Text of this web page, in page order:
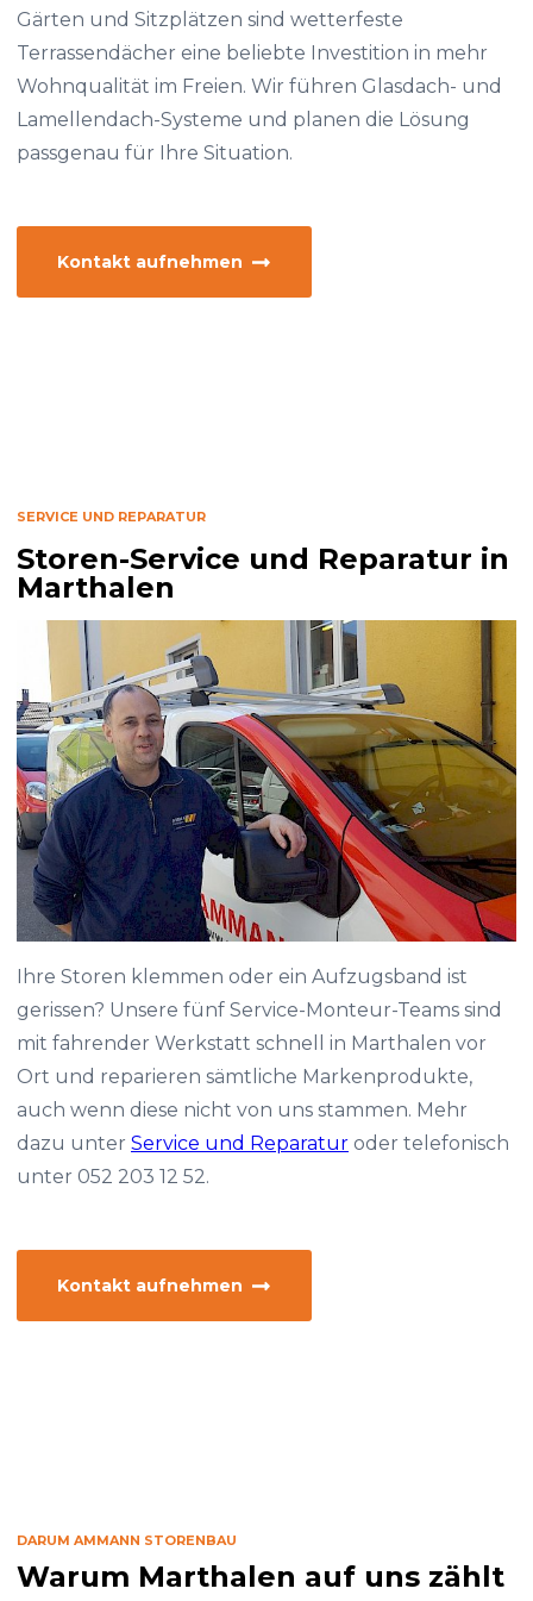
Gärten und Sitzplätzen sind wetterfeste
Terrassendächer eine beliebte Investition in mehr
Wohnqualität im Freien. Wir führen Glasdach- und
Lamellendach-Systeme und planen die Lösung
passgenau für Ihre Situation.
Kontakt aufnehmen
SERVICE UND REPARATUR
Storen-Service und Reparatur in
Marthalen
Ihre Storen klemmen oder ein Aufzugsband ist
gerissen? Unsere fünf Service-Monteur-Teams sind
mit fahrender Werkstatt schnell in Marthalen vor
Ort und reparieren sämtliche Markenprodukte,
auch wenn diese nicht von uns stammen. Mehr
dazu unter Service und Reparatur oder telefonisch
unter 052 203 12 52.
Kontakt aufnehmen
DARUM AMMANN STORENBAU
Warum Marthalen auf uns zählt